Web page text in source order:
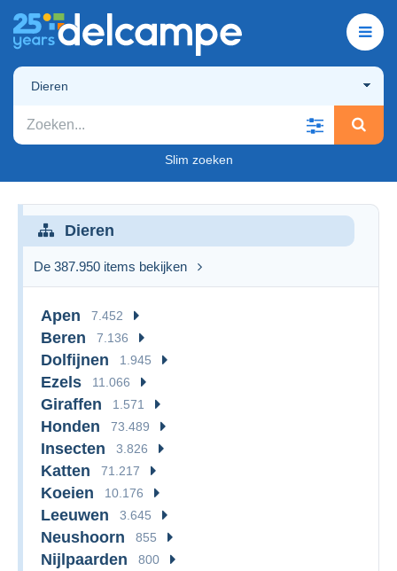
Dieren
Slim zoeken
Dieren
De 387.950 items bekijken
Apen 7.452
Beren 7.136
Dolfijnen 1.945
Ezels 11.066
Giraffen 1.571
Honden 73.489
Insecten 3.826
Katten 71.217
Koeien 10.176
Leeuwen 3.645
Neushoorn 855
Nijlpaarden 800